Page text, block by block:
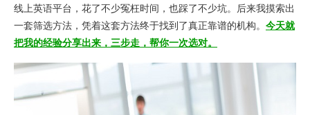
线上英语平台，花了不少冤枉时间，也踩了不少坑。后来我摸索出
一套筛选方法，凭着这套方法终于找到了真正靠谱的机构。 今天就
把我的经验分享出来，三步走，帮你一次选对。